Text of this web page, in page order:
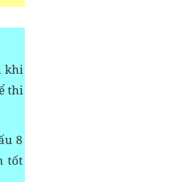
khi
thi
8
tốt